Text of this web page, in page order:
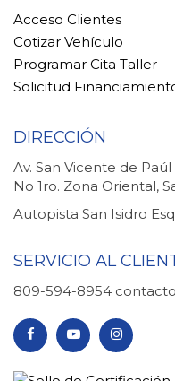
Acceso Clientes
Cotizar Vehículo
Programar Cita Taller
Solicitud
DIRECCIÓN
Av. San Vicente de
No 1ro. Zona Oriental,
Autopista San Isidro
SERVICIO AL
809-594-8954